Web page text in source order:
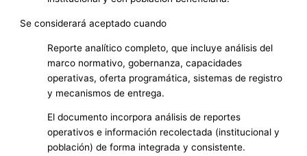
Se considerará aceptado cuando
Reporte analítico completo, que incluye análisis del
marco normativo, gobernanza, capacidades
operativas, oferta programática, sistemas de registro
y mecanismos de entrega.
El documento incorpora análisis de reportes
operativos e información recolectada (institucional y
población) de forma integrada y consistente.